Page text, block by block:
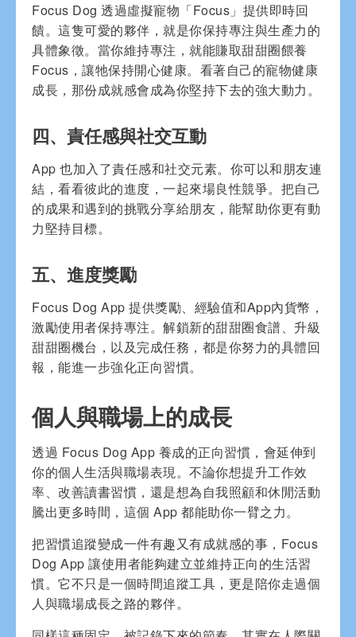
Focus Dog 透過虛擬寵物「Focus」提供即時回
饋。這隻可愛的夥伴，就是你保持專注與生產力的
具體象徵。當你維持專注，就能賺取甜甜圈餵養
Focus，讓牠保持開心健康。看著自己的寵物健康
成長，那份成就感會成為你堅持下去的強大動力。
四、責任感與社交互動
App 也加入了責任感和社交元素。你可以和朋友連
結，看看彼此的進度，一起來場良性競爭。把自己
的成果和遇到的挑戰分享給朋友，能幫助你更有動
力堅持目標。
五、進度獎勵
Focus Dog App 提供獎勵、經驗值和App內貨幣，
激勵使用者保持專注。解鎖新的甜甜圈食譜、升級
甜甜圈機台，以及完成任務，都是你努力的具體回
報，能進一步強化正向習慣。
個人與職場上的成長
透過 Focus Dog App 養成的正向習慣，會延伸到
你的個人生活與職場表現。不論你想提升工作效
率、改善讀書習慣，還是想為自我照顧和休閒活動
騰出更多時間，這個 App 都能助你一臂之力。
把習慣追蹤變成一件有趣又有成就感的事，Focus
Dog App 讓使用者能夠建立並維持正向的生活習
慣。它不只是一個時間追蹤工具，更是陪你走過個
人與職場成長之路的夥伴。